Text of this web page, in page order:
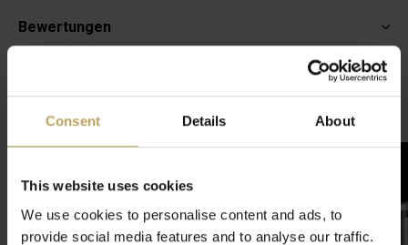
Consent Details About
This website uses cookies
We use cookies to personalise content and ads, to
provide social media features and to analyse our traffic.
Bewertungen
Verwandte Artikel